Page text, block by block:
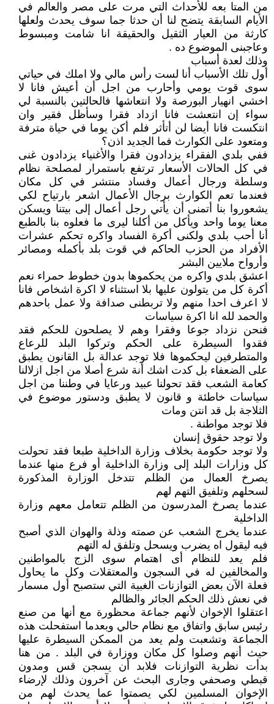
من المتا بعه للأحداث التي مرت على مصر والعالم في
الأيام السابقة يتضح لنا أن حدثا جما سوف يحدث ولعلها
كارثة من العيار الثقيل والحقيقة انا شامت ومبسوط
وعاجبنى الموضوع ده .
وذلك لعدة أسباب
أول تلك الأسباب أنا لست رأس مالي ولا املك في حياتي
سوى قوت يومي وأحارب من اجل أن أعيش فانا لا
اخشي انهيار البورصة ولا انتعاشها فالحالتين بالنسبة لي
سواء إن انتعشت فانا ازداد فقرا وسأظل فقير وان
انتكست فانا أيضا لن أتأثر فلم أكن يوما في حياة مترفة
ومتعود على الكوارث فما الجديد اذن؟
ففي بلدي الفقراء يزدادون فقرا والأغنياء يزدادون غنى
في كل الحالات الأسعار ترتفع باستمرار لمصلحة نظام
وسلطة ورجال أعمال وفساد منتشر في كل مكان
فعندما تعم الكوارث برجال الأعمال اشعر بارتياح لكي
يشعوروا بنا أتمنى أن يأتي رجل أعمال إلى بيتنا ويسكن
معنا يوما واحد ويأكل من أكلنا ليرى ما فعلوه بنا بالطبع
أنا أحب بلدي ولكنى أكرة الفساد واكره تحكم عشرات
الأفراد من الحزب الحاكم في قوت بلد بأكمله ومصائر
وأرواح ملايين البشر
اعشق بلدي واكره من يحكموها بدون خطوط حمراء نعم
أكرة كل من يتولون عليها بلا استثناء لا اكرة اشخاص فانا
لا اعرف احدا منهم ولا تربطنى صدافة ولا عمل باحدهم
والحمد لله انا اكرة سياسات
فنحن نزداد جوعا وفقرا وهم لا يصلحون للحكم فقد
فقدوا السيطرة على الحكم وتركوا البلد للرعاع
والمتطرفين ليحكموها فلا توجد عدالة بل القانون يطبق
على الضعفاء بل كدت اشك أنة شرع أصلا من اجل ازلالنا
كعامة الشعب فقد تحولنا عبيد ورعايا في وطننا من اجل
سياسات خاطئة و قانون لا يطبق ودستور موضوع في
الثلاجة بل قد انتن ومات
فلا توجد مواطنة .
ولا توجد حقوق إنسان
ولا توجد حكومة بخلاف وزارة الداخلية طبعا فقد تحولت
كل وزارات البلد إلى وزارة الداخلية أو فرع منها عندما
يصرخ العمال من الظلم تتدخل الوزارة المذكورة
لسحلهم وتلفيق التهم لهم
عندما يصرخ المدرسون من الظلم تتعامل معهم وزارة
الداخلية
عندما يخرج الشعب عن صمته وذلة والهوان الذي أصبح
فيه ليقول اه يضرب ويسحل وتلفق له التهم
فلم يعد للنظام أى اهتمام سوى الزج بالمواطنين
والمخالفين له في السجون والمعتقلات وكل ما يحاول
فعلة الآن بعض التوازنات الغبية التي ستصبح أول مسمار
في نعش ذلك الحكم الجائر والظالم
اعتقلوا الإخوان لأنهم جماعة محظورة مع أنها من صنع
رئيس سابق واتفاق مع نظام حالي وبعدما استفحلت هذه
الجماعة وتشعبت ولم يعد من الممكن السيطرة عليها
حيث أنهم وصلوا كل مكان ووزارة في البلد . من هنا
بدأت نظرية التوازنات فلابد أن يسجن قس ومدون
قبطي وصحفي وجارى البحث عن آخرون وذلك لإرضاء
الإخوان المسلمين لكي يصمتوا عما يحدث لهم من